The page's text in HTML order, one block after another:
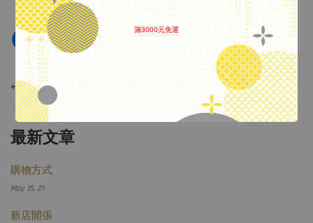
滿3000元免運
←上一頁
最新文章
購物方式
May 15, 21
新店開張